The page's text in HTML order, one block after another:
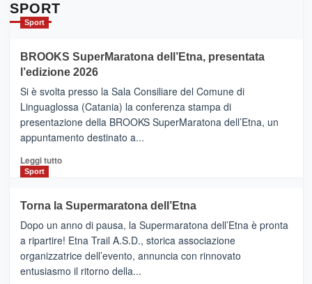
con
la
Al
via
i
collegamenti
SPORT
Sport
BROOKS SuperMaratona dell’Etna, presentata
l’edizione 2026
Si è svolta presso la Sala Consiliare del Comune di
Linguaglossa (Catania) la conferenza stampa di
presentazione della BROOKS SuperMaratona dell’Etna, un
appuntamento destinato a...
Leggi tuttoLeggi
BROOKS
SuperMaratona
dell’Etna,
presentata
l’edizione
2026
Sport
Torna la Supermaratona dell’Etna
Dopo un anno di pausa, la Supermaratona dell’Etna è pronta
a ripartire! Etna Trail A.S.D., storica associazione
organizzatrice dell’evento, annuncia con rinnovato
entusiasmo il ritorno della...